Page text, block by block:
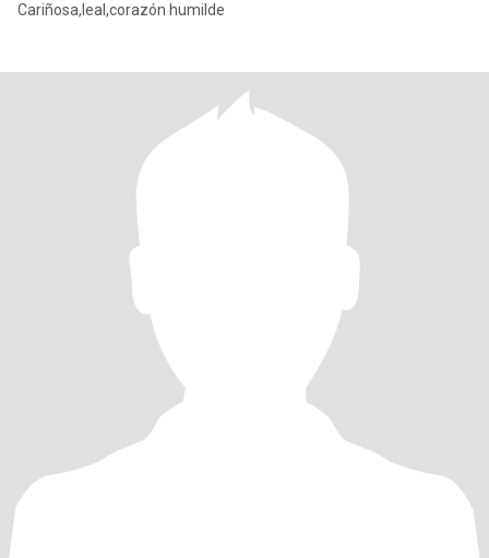
Cariñosa,leal,corazón humilde